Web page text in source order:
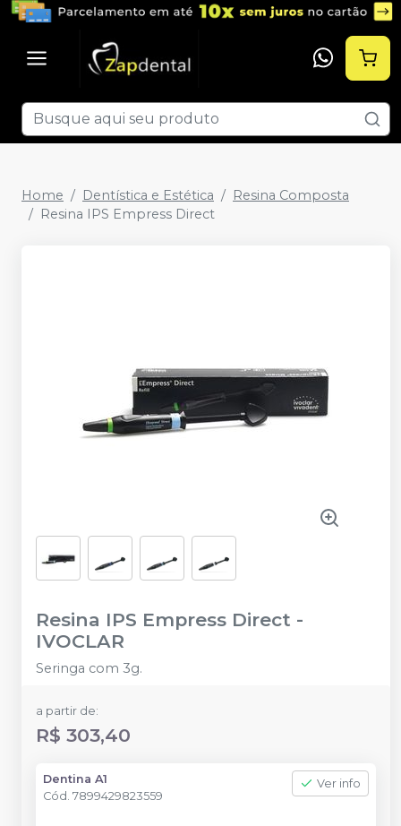
Home Dentística e Estética
Resina Composta
Resina IPS Empress Direct
Resina IPS Empress Direct -
IVOCLAR
Seringa com 3g.
a partir de:
R$ 303,40
Dentina A1
Cód. 7899429823559
Ver info